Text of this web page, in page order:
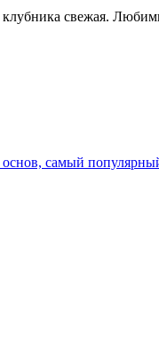
свежая.
самый